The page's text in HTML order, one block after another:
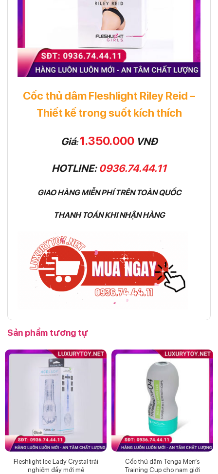
Cốc thủ dâm Fleshlight Riley Reid –
Thiết kế trong suốt kích thích
Giá:1.350.000VNĐ
HOTLINE: 0936.74.44.11
GIAO HÀNG MIỄN PHÍ TRÊN TOÀN QUỐC
THANH TOÁN KHI NHẬN HÀNG
Sản phẩm tương tự
Fleshlight Ice Lady Crystal trải
nghiệm đầy mới mẻ
Cốc thủ dâm Tenga Men’s
Training Cup cho nam giới